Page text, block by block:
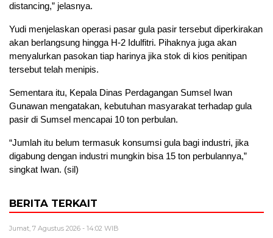
distancing,” jelasnya.
Yudi menjelaskan operasi pasar gula pasir tersebut diperkirakan
akan berlangsung hingga H-2 Idulfitri. Pihaknya juga akan
menyalurkan pasokan tiap harinya jika stok di kios penitipan
tersebut telah menipis.
Sementara itu, Kepala Dinas Perdagangan Sumsel Iwan
Gunawan mengatakan, kebutuhan masyarakat terhadap gula
pasir di Sumsel mencapai 10 ton perbulan.
“Jumlah itu belum termasuk konsumsi gula bagi industri, jika
digabung dengan industri mungkin bisa 15 ton perbulannya,”
singkat Iwan. (sil)
BERITA TERKAIT
Jumat, 7 Agustus 2026 - 14:02 WIB